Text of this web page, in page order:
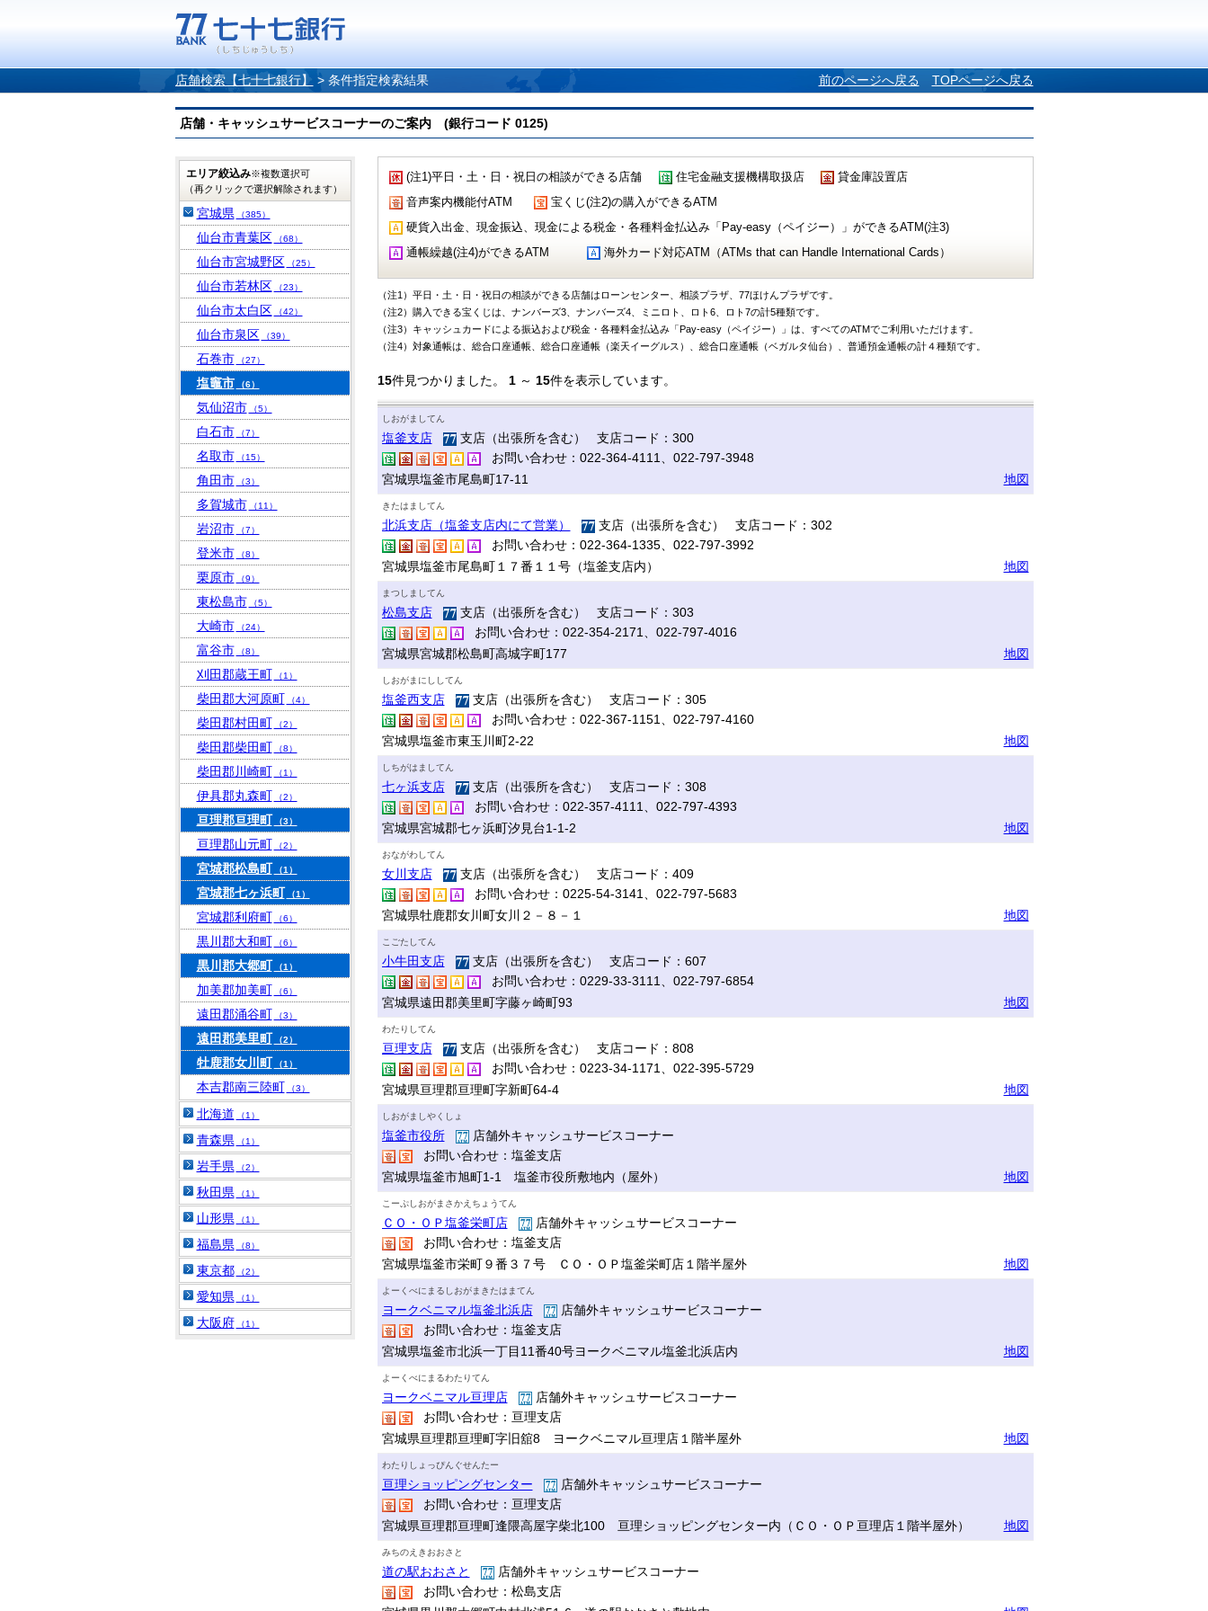
店舗検索【七十七銀行】 > 条件指定検索結果 前のページへ戻る TOPページへ戻る
店舗・キャッシュサービスコーナーのご案内 (銀行コード 0125)
(注1)平日・土・日・祝日の相談ができる店舗 住宅金融支援機構取扱店
貸金庫設置店
音声案内機能付ATM
宝くじ(注2)の購入ができるATM
硬貨入出金、現金振込、現金による税金・各種料金払込み「Pay-easy（ペイジー）」ができるATM(注3)
通帳繰越(注4)ができるATM
海外カード対応ATM（ATMs that can Handle International Cards）
（注1）平日・土・日・祝日の相談ができる店舗はローンセンター、相談プラザ、77ほけんプラザです。
（注2）購入できる宝くじは、ナンバーズ3、ナンバーズ4、ミニロト、ロト6、ロト7の計5種類です。
（注3）キャッシュカードによる振込および税金・各種料金払込み「Pay-easy（ペイジー）」は、すべてのATMでご利用いただけます。
（注4）対象通帳は、総合口座通帳、総合口座通帳（楽天イーグルス）、総合口座通帳（ベガルタ仙台）、普通預金通帳の計４種類です。
15件見つかりました。 1～ 15件を表示しています。
しおがましてん
塩釜支店
支店（出張所を含む） 支店コード：300
お問い合わせ：022-364-4111、022-797-3948
宮城県塩釜市尾島町17‐11
地図
きたはましてん
北浜支店（塩釜支店内にて営業）
支店（出張所を含む） 支店コード：302
お問い合わせ：022-364-1335、022-797-3992
宮城県塩釜市尾島町１７番１１号（塩釜支店内）
地図
まつしましてん
松島支店
支店（出張所を含む） 支店コード：303
お問い合わせ：022-354-2171、022-797-4016
宮城県宮城郡松島町高城字町177
地図
しおがまにししてん
塩釜西支店
支店（出張所を含む） 支店コード：305
お問い合わせ：022-367-1151、022-797-4160
宮城県塩釜市東玉川町2-22
地図
しちがはましてん
七ヶ浜支店
支店（出張所を含む） 支店コード：308
お問い合わせ：022-357-4111、022-797-4393
宮城県宮城郡七ヶ浜町汐見台1-1-2
地図
おながわしてん
女川支店
支店（出張所を含む） 支店コード：409
お問い合わせ：0225-54-3141、022-797-5683
宮城県牡鹿郡女川町女川２－８－１
地図
こごたしてん
小牛田支店
支店（出張所を含む） 支店コード：607
お問い合わせ：0229-33-3111、022-797-6854
宮城県遠田郡美里町字藤ヶ崎町93
地図
わたりしてん
亘理支店
支店（出張所を含む） 支店コード：808
お問い合わせ：0223-34-1171、022-395-5729
宮城県亘理郡亘理町字新町64-4
地図
しおがましやくしょ
塩釜市役所
店舗外キャッシュサービスコーナー
お問い合わせ：塩釜支店
宮城県塩釜市旭町1-1 塩釜市役所敷地内（屋外）
地図
こーぷしおがまさかえちょうてん
ＣＯ・ＯＰ塩釜栄町店
店舗外キャッシュサービスコーナー
お問い合わせ：塩釜支店
宮城県塩釜市栄町９番３７号 ＣＯ・ＯＰ塩釜栄町店１階半屋外
地図
よーくべにまるしおがまきたはまてん
ヨークベニマル塩釜北浜店
店舗外キャッシュサービスコーナー
お問い合わせ：塩釜支店
宮城県塩釜市北浜一丁目11番40号ヨークベニマル塩釜北浜店内
地図
よーくべにまるわたりてん
ヨークベニマル亘理店
店舗外キャッシュサービスコーナー
お問い合わせ：亘理支店
宮城県亘理郡亘理町字旧舘8 ヨークベニマル亘理店１階半屋外
地図
わたりしょっぴんぐせんたー
亘理ショッピングセンター
店舗外キャッシュサービスコーナー
お問い合わせ：亘理支店
宮城県亘理郡亘理町逢隈高屋字柴北100 亘理ショッピングセンター内（ＣＯ・ＯＰ亘理店１階半屋外）
地図
みちのえきおおさと
道の駅おおさと
店舗外キャッシュサービスコーナー
お問い合わせ：松島支店
エリア絞込み※複数選択可
（再クリックで選択解除されます）
宮城県 （385）
仙台市青葉区 （68）
仙台市宮城野区 （25）
仙台市若林区 （23）
仙台市太白区 （42）
仙台市泉区 （39）
石巻市 （27）
塩竈市 （6）
気仙沼市 （5）
白石市 （7）
名取市 （15）
角田市 （3）
多賀城市 （11）
岩沼市 （7）
登米市 （8）
栗原市 （9）
東松島市 （5）
大崎市 （24）
富谷市 （8）
刈田郡蔵王町 （1）
柴田郡大河原町 （4）
柴田郡村田町 （2）
柴田郡柴田町 （8）
柴田郡川崎町 （1）
伊具郡丸森町 （2）
亘理郡亘理町 （3）
亘理郡山元町 （2）
宮城郡松島町 （1）
宮城郡七ヶ浜町 （1）
宮城郡利府町 （6）
黒川郡大和町 （6）
黒川郡大郷町 （1）
加美郡加美町 （6）
遠田郡涌谷町 （3）
遠田郡美里町 （2）
牡鹿郡女川町 （1）
本吉郡南三陸町 （3）
北海道 （1）
青森県 （1）
岩手県 （2）
秋田県 （1）
山形県 （1）
福島県 （8）
東京都 （2）
愛知県 （1）
大阪府 （1）